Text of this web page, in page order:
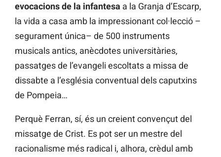
evocacions de la infantesa a la Granja d’Escarp,
la vida a casa amb la impressionant col·lecció –
segurament única– de 500 instruments
musicals antics, anècdotes universitàries,
passatges de l’evangeli escoltats a missa de
dissabte a l’església conventual dels caputxins
de Pompeia…
Perquè Ferran, sí, és un creient convençut del
missatge de Crist. Es pot ser un mestre del
racionalisme més radical i, alhora, crèdul amb